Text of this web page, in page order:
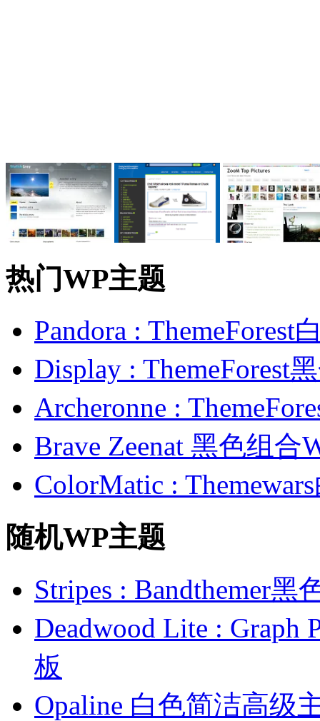
热门WP主题
Pandora : ThemeForest
Display : ThemeForest
Archeronne :
Brave Zeenat 黑色组合
ColorMatic :
随机WP主题
Stripes : Bandthemer黑
Deadwood Lite : Graph
板
Opaline 白色简洁高级